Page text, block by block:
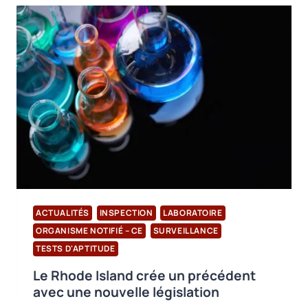
NORMES
DE
CERTIFICATION
BIOLOGIQUE
(GOTS
ET
OCS)
ET
LE
CERTIFICAT
DE
ACTUALITÉS INSPECTION
LABORATOIRE
ORGANISME NOTIFIÉ – CE
SURVEILLANCE
TESTS D'APTITUDE
Le Rhode Island crée un précédent
avec une nouvelle législation